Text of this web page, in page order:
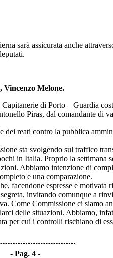
sarà assicurata anche
Vincenzo Melone.
di Porto – Guardia
Piras, dal comandante di
reati contro la pubblica
sta svolgendo sul traffico
in Italia. Proprio la
Abbiamo intenzione di
e una comparazione.
espresse e
invitando comunque a
Commissione ci siamo
delle situazioni. Abbiamo,
per cui i controlli rischiano di
Pag. 4